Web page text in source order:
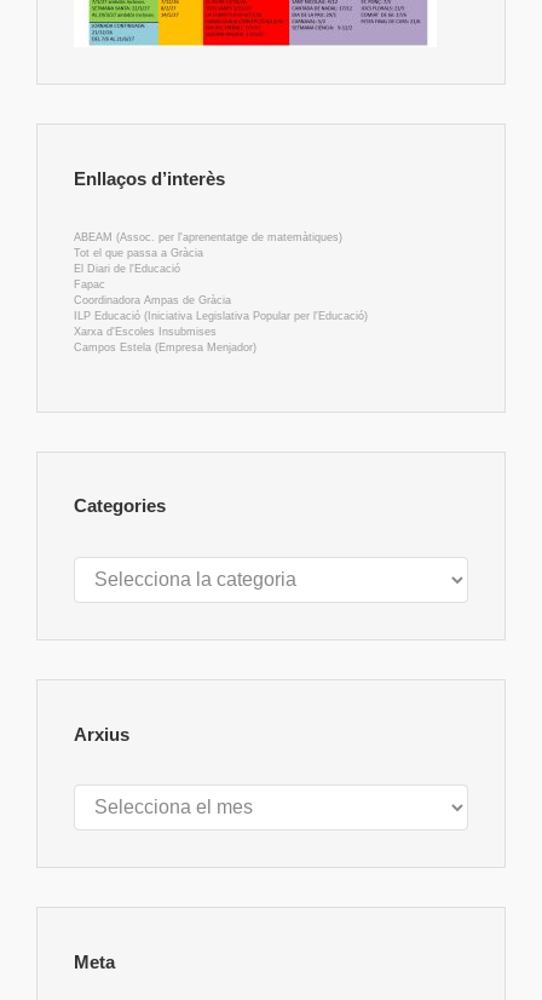
Enllaços d’interès
ABEAM (Assoc. per l'aprenentatge de matemàtiques)
Tot el que passa a Gràcia
El Diari de l'Educació
Fapac
Coordinadora Ampas de Gràcia
ILP Educació (Iniciativa Legislativa Popular per l'Educació)
Xarxa d'Escoles Insubmises
Campos Estela (Empresa Menjador)
Categories
Categories
Arxius
Arxius
Meta